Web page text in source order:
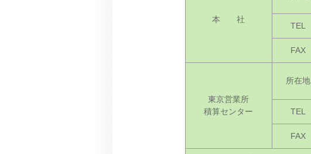
本 社
TEL
FAX
東京営業所
積算センター
所在地
TEL
FAX